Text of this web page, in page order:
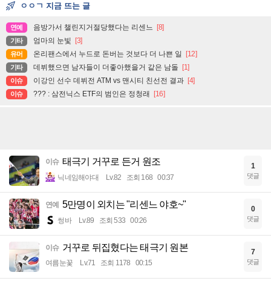
ㅇㅇㄱ 지금 뜨는 글
연예 음방가서 챌린지거절당했다는 리센느 [8]
기타 엄마의 눈빛 [3]
유머 온리팬스에서 누드로 돈버는 것보다 더 나쁜 일 [12]
기타 데뷔했으면 남자들이 더좋아했을거 같은 남돌 [1]
이슈 이강인 선수 데뷔전 ATM vs 맨시티 친선전 결과 [4]
이슈 ??? : 삼전닉스 ETF의 범인은 정청래 [16]
이슈 태극기 거꾸로 든거 원조
닉네임해야대 Lv.82 조회 168 00:37
1
댓글
연예 5만명이 외치는 "리센느 야호~"
썽바 Lv.89 조회 533 00:26
0
댓글
이슈 거꾸로 뒤집혔다는 태극기 원본
여름눈꽃 Lv.71 조회 1178 00:15
7
댓글